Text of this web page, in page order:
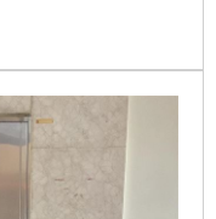
中作樂感嘆「家